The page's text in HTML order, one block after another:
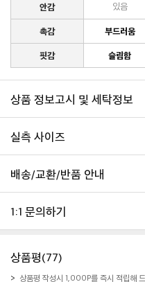
안감 있음
촉감 부드러움
핏감 슬림함
상품 정보고시 및 세탁정보
실측 사이즈
배송/교환/반품 안내
1:1 문의하기
상품평(77)
상품평 작성시 1,000P를 즉시 적립해